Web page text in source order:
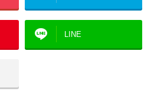
LINE